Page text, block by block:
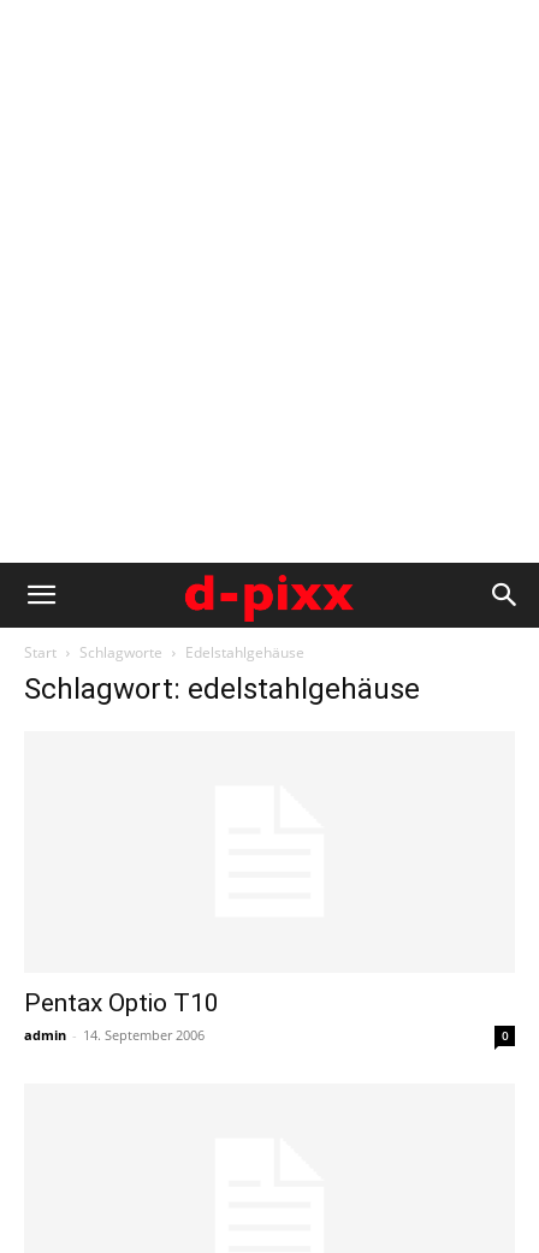
Start Schlagworte Edelstahlgehäuse
Schlagwort: edelstahlgehäuse
Pentax Optio T10
admin - 14. September 2006 0